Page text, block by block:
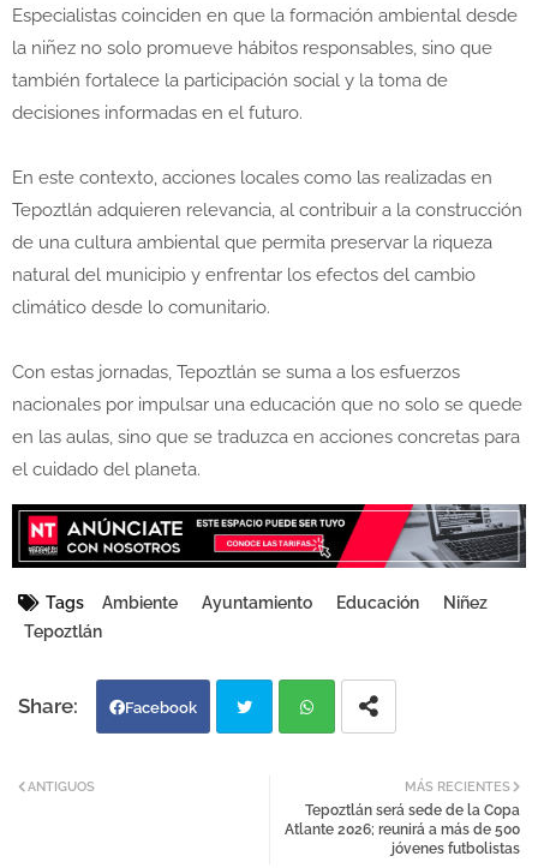
Especialistas coinciden en que la formación ambiental desde
la niñez no solo promueve hábitos responsables, sino que
también fortalece la participación social y la toma de
decisiones informadas en el futuro.
En este contexto, acciones locales como las realizadas en
Tepoztlán adquieren relevancia, al contribuir a la construcción
de una cultura ambiental que permita preservar la riqueza
natural del municipio y enfrentar los efectos del cambio
climático desde lo comunitario.
Con estas jornadas, Tepoztlán se suma a los esfuerzos
nacionales por impulsar una educación que no solo se quede
en las aulas, sino que se traduzca en acciones concretas para
el cuidado del planeta.
Tags Ambiente Ayuntamiento Educación
Niñez
Tepoztlán
Facebook
atsa
MÁS RECIENTES
Tepoztlán será sede de la Copa
Atlante 2026; reunirá a más de 500
jóvenes futbolistas
ANTIGUOS